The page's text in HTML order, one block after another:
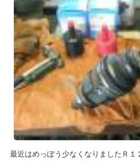
最近はめっぽう少なくなりましたＲ１